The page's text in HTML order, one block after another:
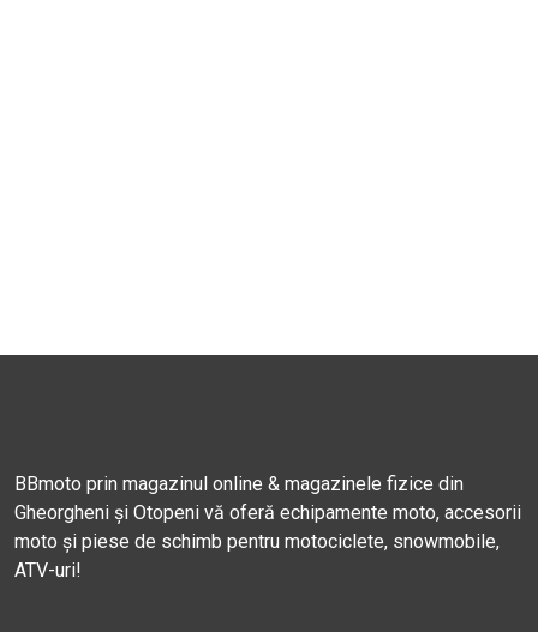
BBmoto prin magazinul online & magazinele fizice din
Gheorgheni și Otopeni vă oferă echipamente moto, accesorii
moto și piese de schimb pentru motociclete, snowmobile,
ATV-uri!